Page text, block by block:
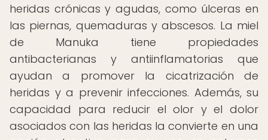
heridas crónicas y agudas, como úlceras en
las piernas, quemaduras y abscesos. La miel
de Manuka tiene propiedades
antibacterianas y antiinflamatorias que
ayudan a promover la cicatrización de
heridas y a prevenir infecciones. Además, su
capacidad para reducir el olor y el dolor
asociados con las heridas la convierte en una